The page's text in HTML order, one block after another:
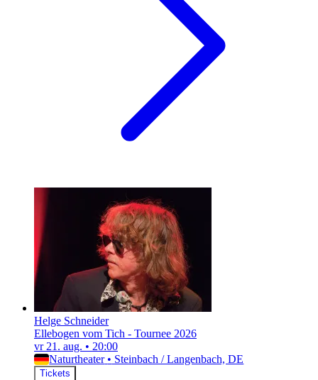
Helge Schneider
Ellebogen vom Tich - Tournee 2026
vr 21. aug. • 20:00
Naturtheater • Steinbach / Langenbach, DE
Tickets